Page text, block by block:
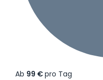
Ab 99 €pro Tag